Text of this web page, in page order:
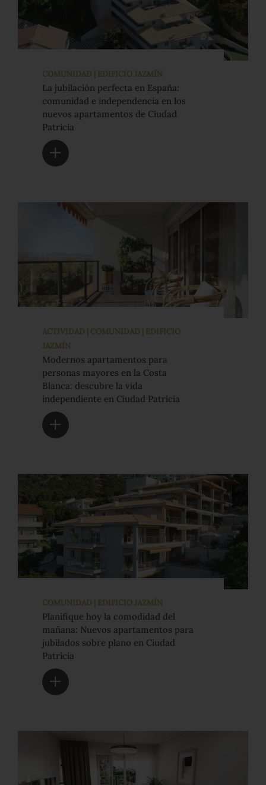
COMUNIDAD | EDIFICIO JAZMÍN
La jubilación perfecta en España:
comunidad e independencia en los
nuevos apartamentos de Ciudad
Patricia
ACTIVIDAD | COMUNIDAD | EDIFICIO
JAZMÍN
Modernos apartamentos para
personas mayores en la Costa
Blanca: descubre la vida
independiente en Ciudad Patricia
COMUNIDAD | EDIFICIO JAZMÍN
Planifique hoy la comodidad del
mañana: Nuevos apartamentos para
jubilados sobre plano en Ciudad
Patricia